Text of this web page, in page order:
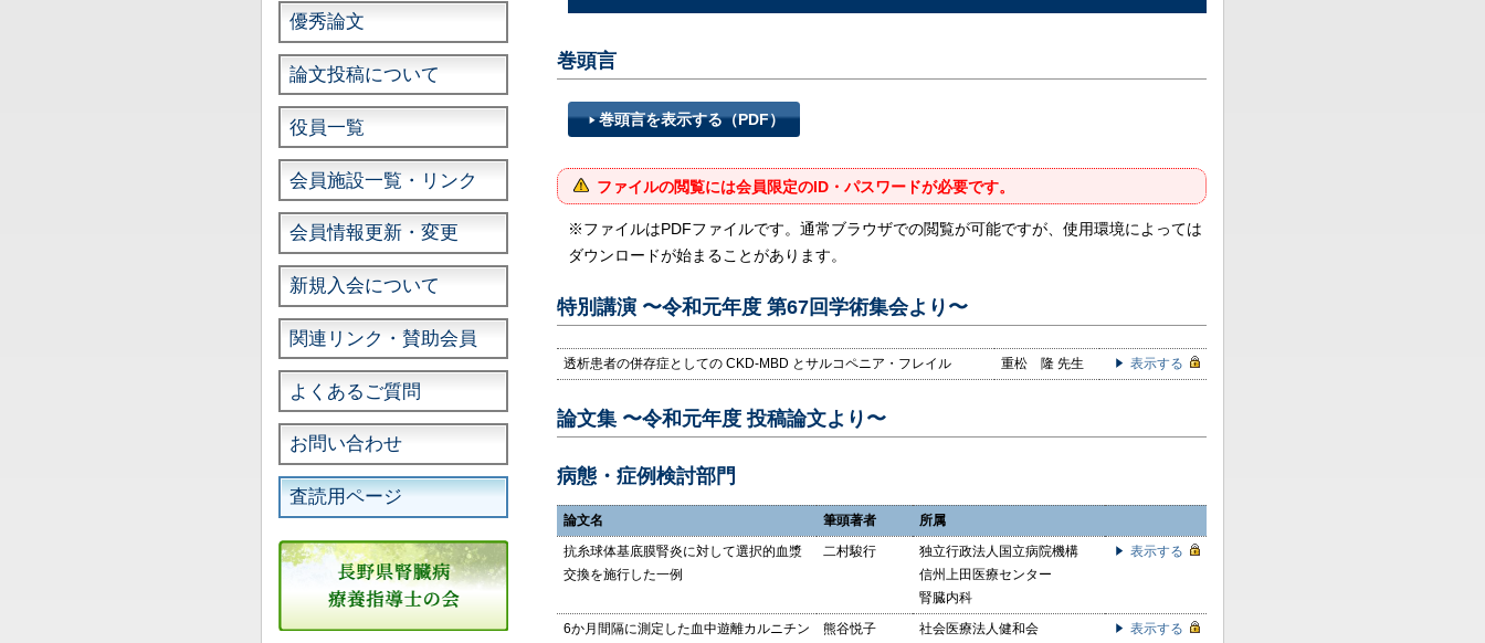
巻頭言
巻頭言を表示する（PDF）
ファイルの閲覧には会員限定のID・パスワードが必要です。
※ファイルはPDFファイルです。通常ブラウザでの閲覧が可能ですが、使用環境によっては
ダウンロードが始まることがあります。
特別講演 〜令和元年度 第67回学術集会より〜
透析患者の併存症としての CKD-MBD とサルコペニア・フレイル 重松 隆 先生 表示する
論文集 〜令和元年度 投稿論文より〜
病態・症例検討部門
論文名 筆頭著者
所属
抗糸球体基底膜腎炎に対して選択的血漿
交換を施行した一例
二村駿行
独立行政法人国立病院機構
信州上田医療センター
腎臓内科
表示する
6か月間隔に測定した血中遊離カルニチン
熊谷悦子
社会医療法人健和会
表示する
優秀論文
論文投稿について
役員一覧
会員施設一覧・リンク
会員情報更新・変更
新規入会について
関連リンク・賛助会員
よくあるご質問
お問い合わせ
査読用ページ